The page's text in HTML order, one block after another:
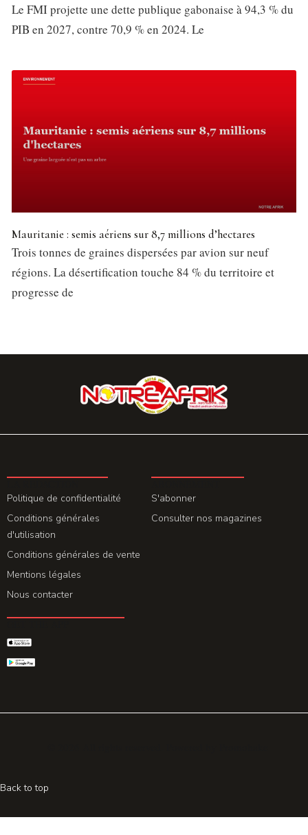
Le FMI projette une dette publique gabonaise à 94,3 % du
PIB en 2027, contre 70,9 % en 2024. Le
Mauritanie : semis aériens sur 8,7 millions d’hectares
Trois tonnes de graines dispersées par avion sur neuf
régions. La désertification touche 84 % du territoire et
progresse de
Politique de confidentialité
Conditions générales
d'utilisation
Conditions générales de vente
Mentions légales
Nous contacter
S'abonner
Consulter nos magazines
Back to top